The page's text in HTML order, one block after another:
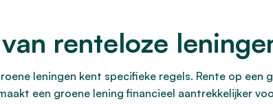
renteloze
leningen kent specifieke regels. Rente op een
een groene lening financieel aantrekkelijker